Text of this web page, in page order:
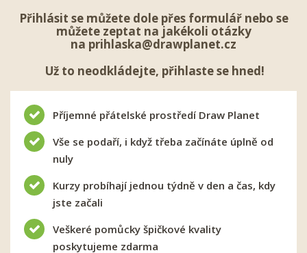
Přihlásit semůžete dole přes formulář nebo se
můžete zeptat na jakékoli otázky
na prihlaska@drawplanet.cz
Už to neodkládejte, přihlaste se hned!
Příjemné přátelské prostředí Draw Planet
Vše se podaří, i když třeba začínáte úplně od
nuly
Kurzy probíhají jednou týdně v den a čas, kdy
jste začali
Veškeré pomůcky špičkové kvality
poskytujeme zdarma